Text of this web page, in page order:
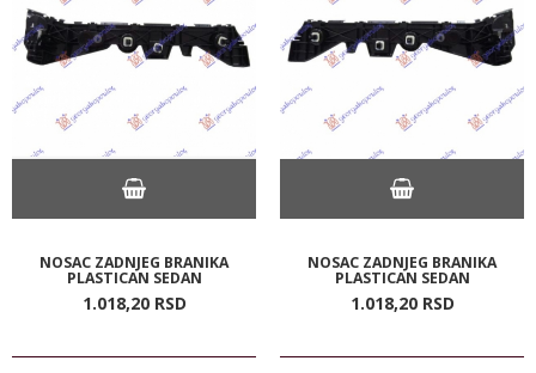
NOSAC ZADNJEG BRANIKA
PLASTICAN SEDAN
1.018,20 RSD
NOSAC ZADNJEG BRANIKA
PLASTICAN SEDAN
1.018,20 RSD